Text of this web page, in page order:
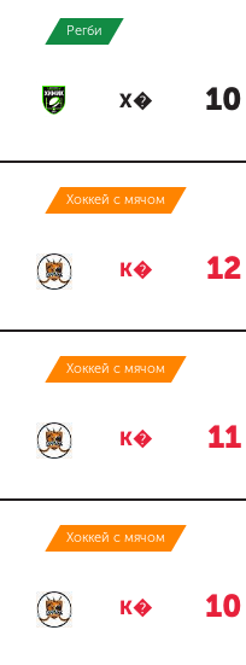
Регби
Х� 10
Хоккей с мячом
К� 12
Хоккей с мячом
К� 11
Хоккей с мячом
К� 10